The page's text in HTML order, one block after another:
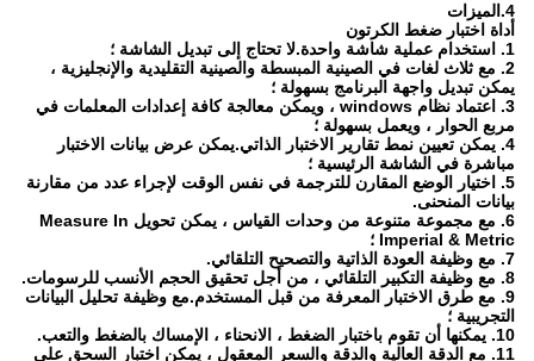
4.الميزات
أداة اختبار ضغط الكرتون
1. استخدام عملية شاشة واحدة.لا تحتاج إلى تبديل الشاشة ؛
2. مع ثلاث لغات في الصينية المبسطة والصينية التقليدية والإنجليزية ،
يمكن تبديل واجهة البرنامج بسهولة ؛
3. اعتماد نظام windows ، ويمكن معالجة كافة إعدادات المعلمات في
مربع الحوار ، ويعمل بسهولة ؛
4. يمكن تعيين نمط تقارير الاختبار الذاتي.يمكن عرض بيانات الاختبار
مباشرة في الشاشة الرئيسية ؛
5. اختيار الوضع المقارن للترجمة في نفس الوقت لإجراء عدد من مقارنة
بيانات المنحنى.
6. مع مجموعة متنوعة من وحدات القياس ، يمكن تحويل Measure In
Imperial & Metric ؛
7. مع وظيفة العودة الذاتية والتصحيح التلقائي.
8. مع وظيفة التكبير التلقائي ، من أجل تحقيق الحجم الأنسب للرسومات.
9. مع طرق الاختبار المعرفة من قبل المستخدم.مع وظيفة تحليل البيانات
التجريبية ؛
10. يمكنها أن تقوم باختبار الضغط ، الانحناء ، الإمساك بالضغط والتعب.
11. مع الدقة العالية والدقة والسعر المعقول ، يمكن اختبار السحق على